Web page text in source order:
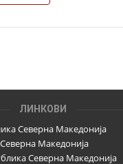
ЛИНКОВИ
Северна Македонија
Македонија
Северна Македонија